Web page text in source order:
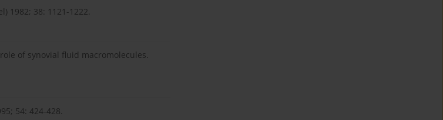
1982; 38: 1121-1222.
of synovial fluid macromolecules.
54: 424-428.